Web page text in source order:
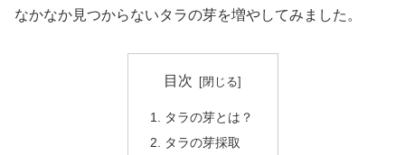
なかなか見つからないタラの芽を増やしてみました。
目次
タラの芽とは？
タラの芽採取